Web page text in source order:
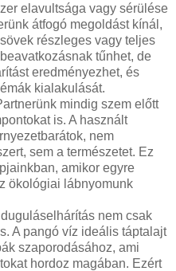
elavultsága vagy sérülése
átfogó megoldást kínál,
részleges vagy teljes
tűnhet, de
eredményezhet, és
kialakulását.
mindig szem előtt
is. A használt
nem
sem a természetet. Ez
amikor egyre
ökológiai lábnyomunk
nem csak
A pangó víz ideális táptalajt
szaporodásához, ami
hordoz magában. Ezért